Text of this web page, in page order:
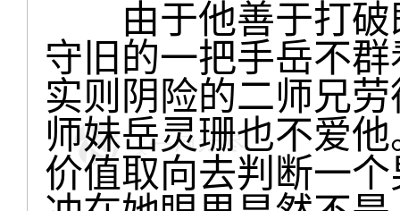
由于他善于打破
守旧的一把手岳不
实则阴险的二师兄
师妹岳灵珊也不爱
价值取向去判断一